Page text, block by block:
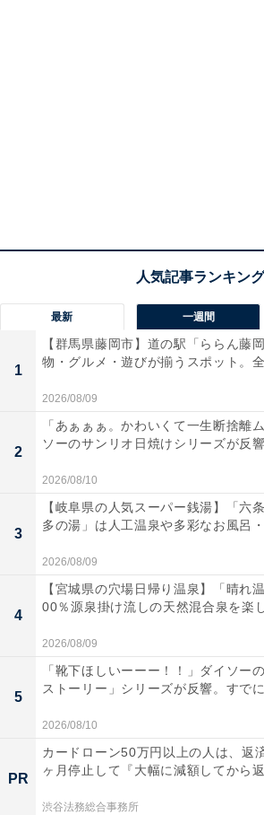
最新 一週間
1
【群馬県藤岡市】道の駅「ららん藤
物・グルメ・遊びが揃うスポット。
2026/08/09
2
「あぁぁぁ。かわいくて一生断捨離
ソーのサンリオ日焼けシリーズが反
2026/08/10
3
【岐阜県の人気スーパー銭湯】「六
多の湯」は人工温泉や多彩なお風呂
2026/08/09
4
【宮城県の穴場日帰り温泉】「晴れ
00％源泉掛け流しの天然混合泉を楽
2026/08/09
5
「靴下ほしいーーー！！」ダイソー
ストーリー」シリーズが反響。すで
2026/08/10
PR
カードローン50万円以上の人は、返
ヶ月停止して『大幅に減額してから
渋谷法務総合事務所